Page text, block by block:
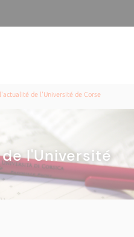
de l'Université de Corse
l'Université